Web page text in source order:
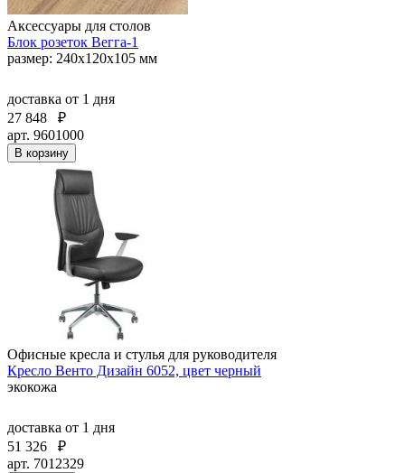
Аксессуары для столов
Блок розеток Вегга-1
размер: 240х120х105 мм
доставка от 1 дня
27 848
₽
арт. 9601000
В корзину
Офисные кресла и стулья для руководителя
Кресло Венто Дизайн 6052, цвет черный
экокожа
доставка от 1 дня
51 326
₽
арт. 7012329